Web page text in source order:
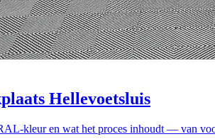
Hellevoetsluis
kleur en wat het proces inhoudt — van